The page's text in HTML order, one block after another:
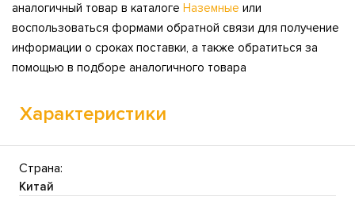
аналогичный товар в каталоге Наземные или
воспользоваться формами обратной связи для получение
информации о сроках поставки, а также обратиться за
помощью в подборе аналогичного товара
Характеристики
Страна:
Китай